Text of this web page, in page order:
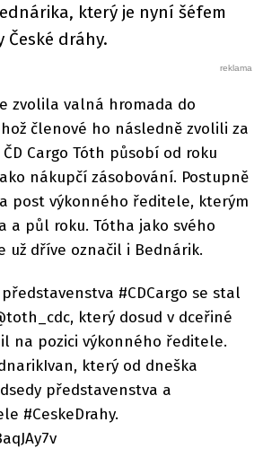
který je nyní šéfem
České dráhy.
zvolila valná hromada do
členové ho následně zvolili za
Cargo Tóth působí od roku
nákupčí zásobování. Postupně
post výkonného ředitele, kterým
a půl roku. Tótha jako svého
už dříve označil i Bednárik.
#CDCargo se stal
který dosud v dceřiné
na pozici výkonného ředitele.
který od dneška
představenstva a
#CeskeDrahy.